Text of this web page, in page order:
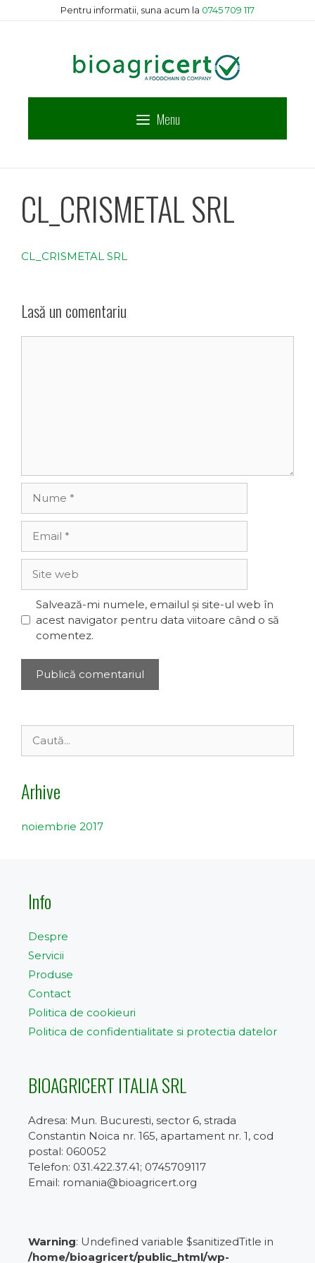
la
Pentru informatii, suna acum la 0745 709 117
Menu
CL_CRISMETAL SRL
CL_CRISMETAL SRL
Lasă un comentariu
web
Salvează-mi numele, emailul și site-ul web în
acest navigator pentru data viitoare când o să
comentez.
după:
Arhive
noiembrie 2017
Info
Despre
Servicii
Produse
Contact
Politica de cookieuri
Politica de confidentialitate si protectia datelor
BIOAGRICERT ITALIA SRL
Adresa: Mun. Bucuresti, sector 6, strada
Constantin Noica nr. 165, apartament nr. 1, cod
postal: 060052
Telefon: 031.422.37.41; 0745709117
Email: romania@bioagricert.org
Warning: Undefined variable $sanitizedTitle in
/home/bioagricert/public_html/wp-